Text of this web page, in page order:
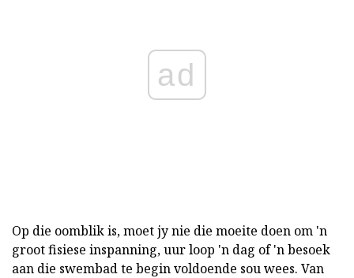
ad
Op die oomblik is, moet jy nie die moeite doen om 'n
groot fisiese inspanning, uur loop 'n dag of 'n besoek
aan die swembad te begin voldoende sou wees. Van